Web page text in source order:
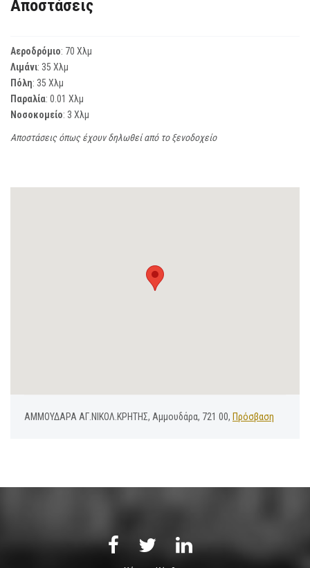
Αποστάσεις
Αεροδρόμιο: 70 Χλμ
Λιμάνι: 35 Χλμ
Πόλη: 35 Χλμ
Παραλία: 0.01 Χλμ
Νοσοκομείο: 3 Χλμ
Αποστάσεις όπως έχουν δηλωθεί από το ξενοδοχείο
ΑΜΜΟΥΔΑΡΑ ΑΓ.ΝΙΚΟΛ.ΚΡΗΤΗΣ, Αμμουδάρα, 721 00, Πρόσβαση